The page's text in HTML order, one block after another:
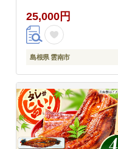
雲南市/有限会社石田魚
店 [AICQ006]
25,000円
島根県 雲南市